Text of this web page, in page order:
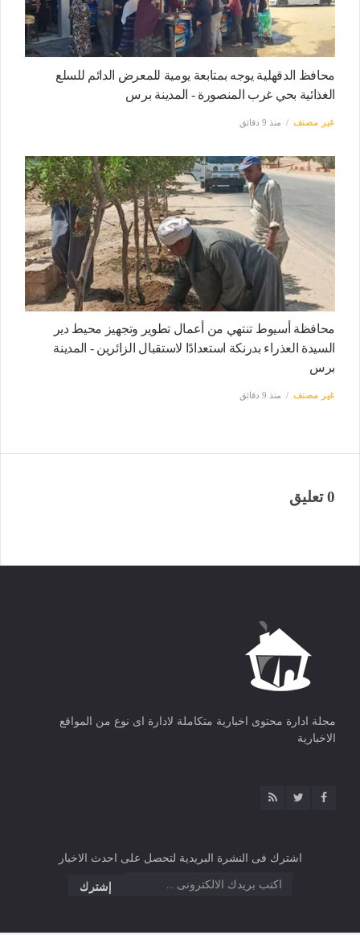
محافظ الدقهلية يوجه بمتابعة يومية للمعرض الدائم للسلع
الغذائية بحي غرب المنصورة - المدينة برس
غير مصنف منذ 9 دقائق
محافظة أسيوط تنتهي من أعمال تطوير وتجهيز محيط دير
السيدة العذراء بدرنكة استعدادًا لاستقبال الزائرين - المدينة
برس
غير مصنف منذ 9 دقائق
0 تعليق
مجلة ادارة محتوى اخبارية متكاملة لادارة اى نوع من المواقع
الاخبارية
اشترك فى النشرة البريدية لتحصل على احدث الاخبار